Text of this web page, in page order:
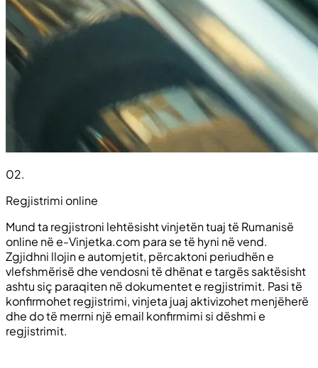
02.
Regjistrimi online
Mund ta regjistroni lehtësisht vinjetën tuaj të Rumanisë
online në e-Vinjetka.com para se të hyni në vend.
Zgjidhni llojin e automjetit, përcaktoni periudhën e
vlefshmërisë dhe vendosni të dhënat e targës saktësisht
ashtu siç paraqiten në dokumentet e regjistrimit. Pasi të
konfirmohet regjistrimi, vinjeta juaj aktivizohet menjëherë
dhe do të merrni një email konfirmimi si dëshmi e
regjistrimit.